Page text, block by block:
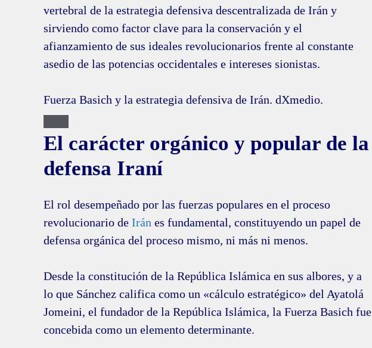
vertebral de la estrategia defensiva descentralizada de Irán y
sirviendo como factor clave para la conservación y el
afianzamiento de sus ideales revolucionarios frente al constante
asedio de las potencias occidentales e intereses sionistas.
Fuerza Basich y la estrategia defensiva de Irán. dXmedio.
El carácter orgánico y popular de la
defensa Iraní
El rol desempeñado por las fuerzas populares en el proceso
revolucionario de Iránes fundamental, constituyendo un papel de
defensa orgánica del proceso mismo, ni más ni menos.
Desde la constitución de la República Islámica en sus albores, y a
lo que Sánchez califica como un «cálculo estratégico» del Ayatolá
Jomeini, el fundador de la República Islámica, la Fuerza Basich fue
concebida como un elemento determinante.